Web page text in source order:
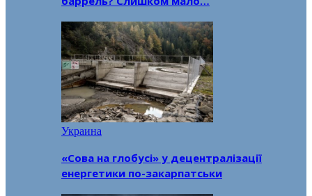
Украина
«Сова на глобусі» у децентралізації
енергетики по-закарпатськи